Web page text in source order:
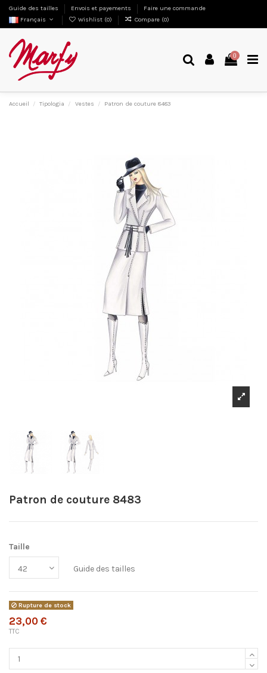
Guide des tailles Envois et payements
Faire une commande
Français
Wishlist (0) Compare (0)
0
Accueil Tipologia Vestes Patron de couture 8483
Patron de couture 8483
Taille
Guide des tailles
Rupture de stock
23,00 €
TTC